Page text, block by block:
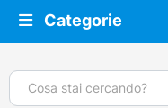
Categorie
Cerca: